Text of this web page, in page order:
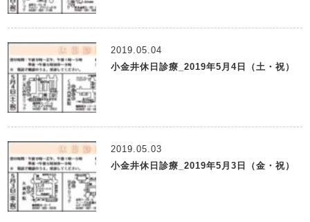
2019.05.04
小金井休日診療_2019年5月4日（土・祝）
2019.05.03
小金井休日診療_2019年5月3日（金・祝）